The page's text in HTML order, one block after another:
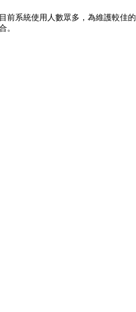
前系統使用人數眾多，為維護較佳
。